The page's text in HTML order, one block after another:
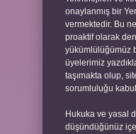
onaylanmış bir
vermektedir. Bu
proaktif olarak
yükümlülüğümüz
üyelerimiz
taşımakta olup,
sorumluluğu kabul
Hukuka ve yasal
düşündüğünüz